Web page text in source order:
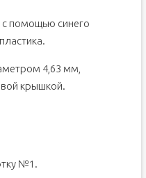
помощью синего
4,63 мм,
крышкой.
№1.